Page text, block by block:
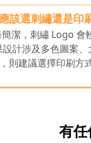
該選刺繡還是印
潔，刺繡 Logo 會
計涉及多色圖案、
則建議選擇印刷方
有任